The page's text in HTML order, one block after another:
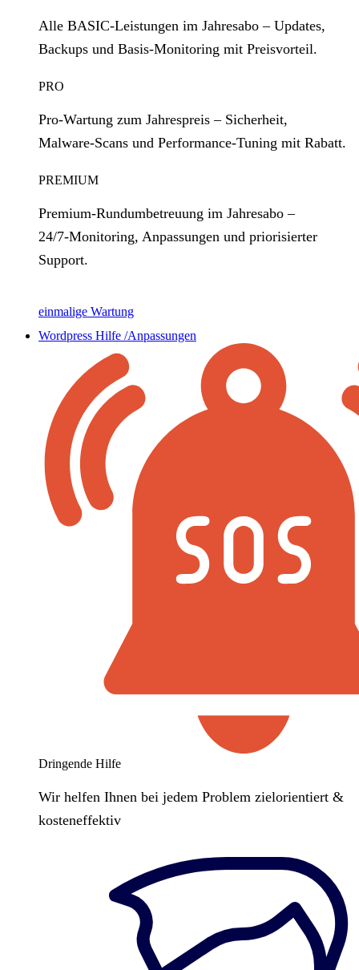
Alle BASIC‑Leistungen im Jahresabo – Updates,
Backups und Basis‑Monitoring mit Preisvorteil.
PRO
Pro‑Wartung zum Jahrespreis – Sicherheit,
Malware‑Scans und Performance‑Tuning mit Rabatt.
PREMIUM
Premium‑Rundumbetreuung im Jahresabo –
24/7‑Monitoring, Anpassungen und priorisierter
Support.
einmalige Wartung
Wordpress Hilfe /Anpassungen
Dringende Hilfe
Wir helfen Ihnen bei jedem Problem zielorientiert &
kosteneffektiv